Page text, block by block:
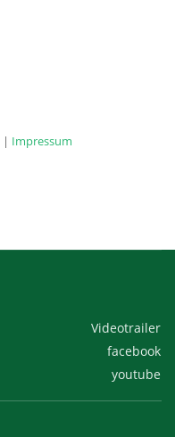
Videotrailer
facebook
youtube
| Impressum